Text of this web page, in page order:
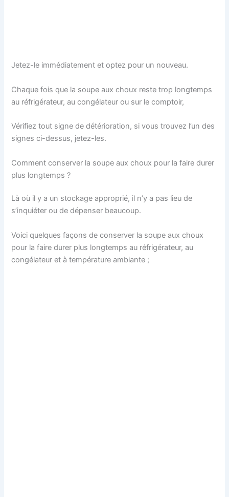
Jetez-le immédiatement et optez pour un nouveau.
Chaque fois que la soupe aux choux reste trop longtemps
au réfrigérateur, au congélateur ou sur le comptoir,
Vérifiez tout signe de détérioration, si vous trouvez l’un des
signes ci-dessus, jetez-les.
Comment conserver la soupe aux choux pour la faire durer
plus longtemps ?
Là où il y a un stockage approprié, il n’y a pas lieu de
s’inquiéter ou de dépenser beaucoup.
Voici quelques façons de conserver la soupe aux choux
pour la faire durer plus longtemps au réfrigérateur, au
congélateur et à température ambiante ;